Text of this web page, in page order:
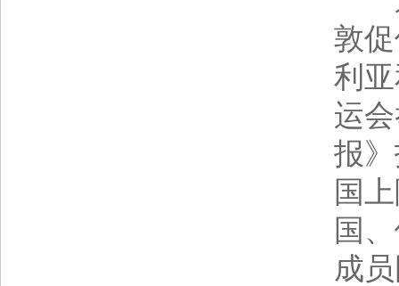
敦
利
运
报
国
国
成